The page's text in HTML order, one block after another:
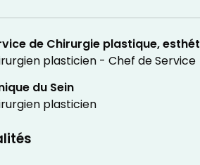
de Chirurgie plastique,
plasticien - Chef de Service
du Sein
plasticien